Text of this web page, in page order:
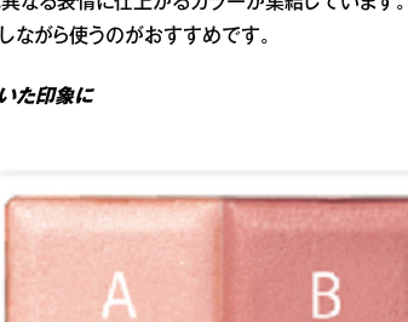
異なる表情に仕上がるカラーが集結しています
ながら使うのがおすすめです。
た印象に